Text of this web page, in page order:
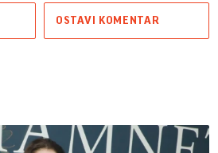
OSTAVI KOMENTAR